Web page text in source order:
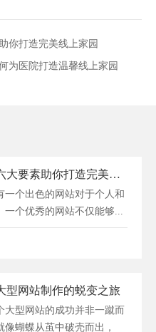
你打造完美线上家园
为医院打造温馨线上家园
网站建设秘籍：六大要素助你打造完美线上家园
一个出色的网站对于个人和
个优秀的网站不仅能够...
型网站制作的蜕变之旅
大型网站的成功并非一蹴而
蝴蝶从茧中破壳而出，